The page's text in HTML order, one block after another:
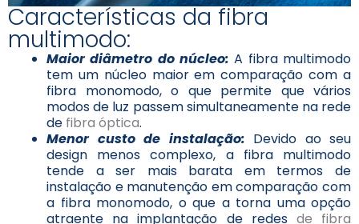
Características da fibra
multimodo:
Maior diâmetro do núcleo: A fibra multimodo
tem um núcleo maior em comparação com a
fibra monomodo, o que permite que vários
modos de luz passem simultaneamente na rede
de fibra óptica.
Menor custo de instalação: Devido ao seu
design menos complexo, a fibra multimodo
tende a ser mais barata em termos de
instalação e manutenção em comparação com
a fibra monomodo, o que a torna uma opção
atraente na implantação de redesde fibra